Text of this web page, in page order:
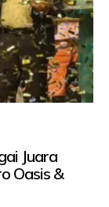
Juara
Oasis &